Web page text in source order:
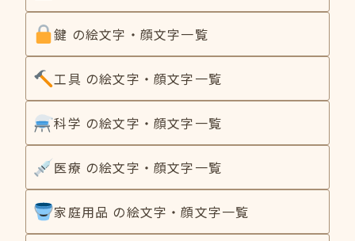
鍵 の絵文字・顔文字一覧
工具 の絵文字・顔文字一覧
科学 の絵文字・顔文字一覧
医療 の絵文字・顔文字一覧
家庭用品 の絵文字・顔文字一覧